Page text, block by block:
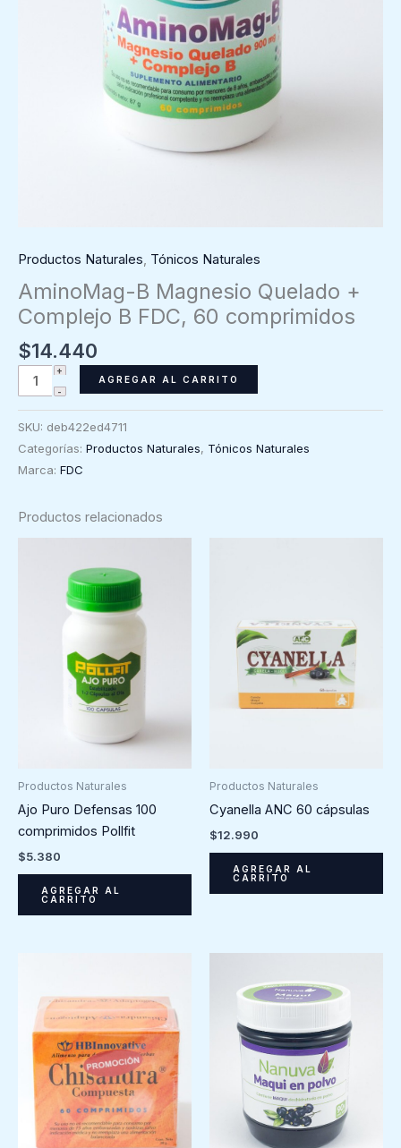
Productos Naturales, Tónicos Naturales
AminoMag-B Magnesio Quelado +
Complejo B FDC, 60 comprimidos
$14.440
AminoMag-
B
FDC,
comprimidos
cantidad
AGREGAR AL CARRITO
SKU: deb422ed4711
Categorías: Productos Naturales, Tónicos Naturales
Marca: FDC
Productos relacionados
Productos Naturales
Ajo Puro Defensas 100
comprimidos Pollfit
$5.380
AGREGAR AL
CARRITO
Productos Naturales
Cyanella ANC 60 cápsulas
$12.990
AGREGAR AL
CARRITO